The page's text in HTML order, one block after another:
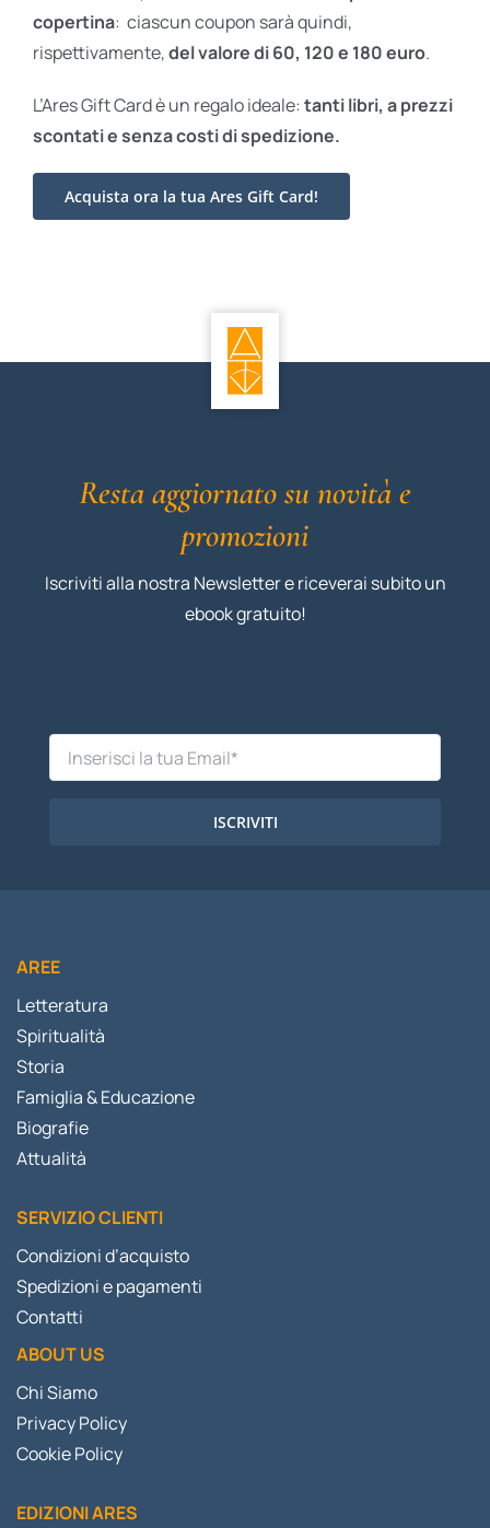
copertina: ciascun coupon sarà quindi,
rispettivamente,del valore di 60, 120 e 180 euro.
L’Ares Gift Card è un regalo ideale: tanti libri, a prezzi
scontati esenza costi di spedizione.
Acquista ora la tua Ares Gift Card!
Resta aggiornato su novità e
promozioni
Iscriviti alla nostra Newsletter e riceverai subito un
ebook gratuito!
ISCRIVITI
AREE
Letteratura
Spiritualità
Storia
Famiglia & Educazione
Biografie
Attualità
SERVIZIO CLIENTI
Condizioni d’acquisto
Spedizioni e pagamenti
Contatti
ABOUT US
Chi Siamo
Privacy Policy
Cookie Policy
EDIZIONI ARES